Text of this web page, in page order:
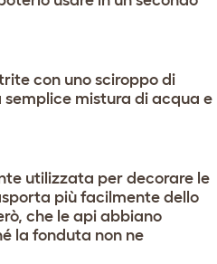
con uno sciroppo di
mistura di acqua e
utilizzata per decorare le
più facilmente dello
che le api abbiano
la fonduta non ne